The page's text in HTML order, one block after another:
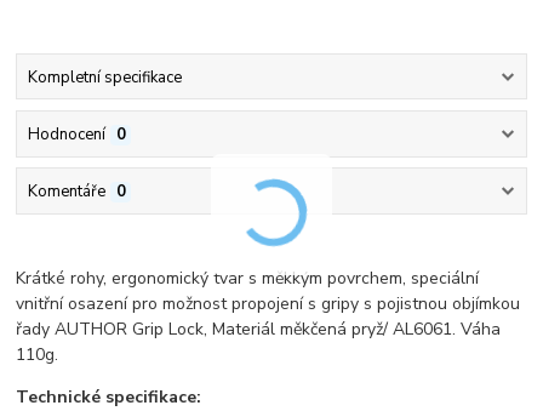
Kompletní specifikace
Hodnocení 0
Komentáře 0
Krátké rohy, ergonomický tvar s měkkým povrchem, speciální
vnitřní osazení pro možnost propojení s gripy s pojistnou objímkou
řady AUTHOR Grip Lock, Materiál měkčená pryž/ AL6061. Váha
110g.
Technické specifikace: